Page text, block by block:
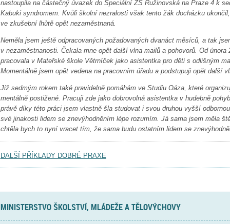
nastoupila na částečný úvazek do Speciální ZŠ Ružinovská na Praze 4 k
Kabuki syndromem. Kvůli školní nezralosti však tento žák docházku
ve zkušební lhůtě opět nezaměstnaná.
Neměla jsem ještě odpracovaných požadovaných dvanáct měsíců, a tak
v nezaměstnanosti. Čekala mne opět další vlna mailů a pohovorů. Od února
pracovala v Mateřské škole Větrníček jako asistentka pro děti s odlišným
Momentálně jsem opět vedena na pracovním úřadu a podstupuji opět další
Již sedmým rokem také pravidelně pomáhám ve Studiu Oáza, které
mentálně postižené. Pracuji zde jako dobrovolná asistentka v hudebně
právě díky této práci jsem vlastně šla studovat i svou druhou vyšší
své jinakosti lidem se znevýhodněním lépe rozumím. Já sama jsem měla
chtěla bych to nyní vracet tím, že sama budu ostatním lidem se
DALŠÍ PŘÍKLADY DOBRÉ PRAXE
MINISTERSTVO ŠKOLSTVÍ, MLÁDEŽE A TĚLOVÝCHOVY